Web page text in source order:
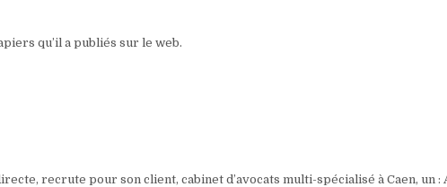
qu’il a publiés sur le web.
recrute pour son client, cabinet d’avocats multi-spécialisé à Caen, un :